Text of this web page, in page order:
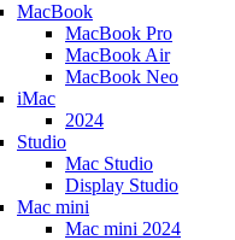
MacBook
MacBook Pro
MacBook Air
MacBook Neo
iMac
2024
Studio
Mac Studio
Display Studio
Mac mini
Mac mini 2024